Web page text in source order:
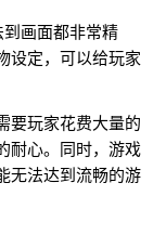
到画面都非常精
设定，可以给玩家
要玩家花费大量的
耐心。同时，游戏
无法达到流畅的游